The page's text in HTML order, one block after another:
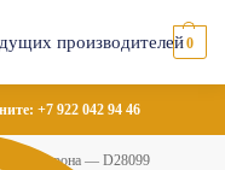
0
+7 922 042 94 46
сторона — D28099